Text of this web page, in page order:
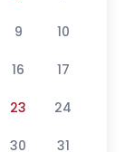
9 10
16 17
23 24
30 31